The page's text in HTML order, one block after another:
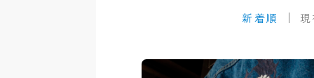
新着順